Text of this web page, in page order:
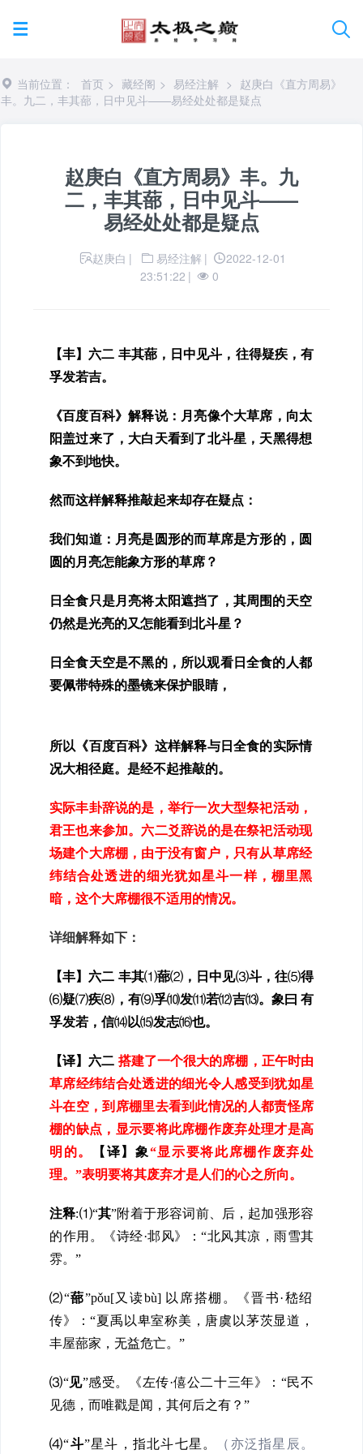
当前位置： 首页 > 藏经阁 > 易经注解 > 赵庚白《直方周易》
丰。九二，丰其蔀，日中见斗——易经处处都是疑点
赵庚白《直方周易》丰。九
二，丰其蔀，日中见斗——
易经处处都是疑点
赵庚白 | 易经注解 |
2022-12-01
23:51:22 | 0
【丰】六二 丰其蔀，日中见斗，往得疑疾，有
孚发若吉。
《百度百科》解释说： 月亮像个大草席，向太
阳盖过来了，大白天看到了北斗星，天黑得想
象不到地快。
然而这样解释推敲起来却存在疑点：
我们知道：月亮是圆形的而草席是方形的，圆
圆的月亮怎能象方形的草席？
日全食只是月亮将太阳遮挡了，其周围的天空
仍然是光亮的又怎能看到北斗星？
日全食天空是不黑的，所以观看日全食的人都
要佩带特殊的墨镜来保护眼睛，
所以 《百度百科》 这样解释与日全食的实际情
况大相径庭。是经不起推敲的。
实际丰卦辞说的是，举行一次大型祭祀活动，
君王也来参加。六二爻辞说的是在祭祀活动现
场建个大席棚，由于没有窗户，只有从草席经
纬结合处透进的细光犹如星斗一样，棚里黑
暗，这个大席棚很不适用的情况。
详细解释如下：
【丰】六二 丰其⑴蔀⑵ ，日中见⑶斗，往⑸得
⑹疑⑺疾⑻ ，有⑼孚⑽发⑾若⑿吉⒀。象曰 有
孚发若，信⒁以⒂发志⒃也。
【译】六二 搭建了一个很大的席棚，正午时由
草席经纬结合处透进的细光令人感受到犹如星
斗在空，到席棚里去看到此情况的人都责怪席
棚的缺点，显示要将此席棚作废弃处理才是高
明的。
【译】象“显示要将此席棚作废弃处
理。”表明要将其废弃才是人们的心之所向。
注释:⑴“其”附着于形容词前、后，起加强形容
的作用。《诗经·邶风》：“北风其凉，雨雪其
雰。”
⑵“蔀”pǒu[又读bù] 以席搭棚。《晋书·嵇绍
传》：“夏禹以卑室称美，唐虞以茅茨显道，
丰屋蔀家，无益危亡。”
⑶“见”感受。《左传·僖公二十三年》：“民不
见德，而唯戳是闻，其何后之有？”
⑷“斗”星斗，指北斗七星 。 （亦泛指星辰。